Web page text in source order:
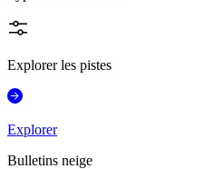
Explorer les pistes
Explorer
Bulletins neige